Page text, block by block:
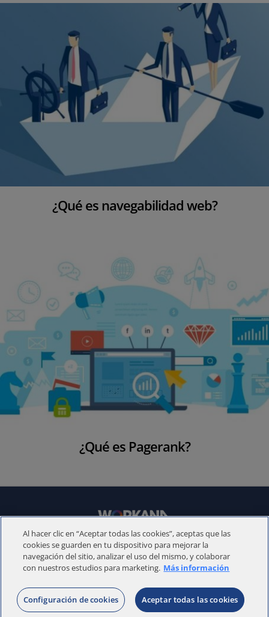
¿Qué es navegabilidad web?
¿Qué es Pagerank?
S
© 2012 - 2021 | Workana LLC - Todos los derechos reservados
ESPAÑOL
Al hacer clic en “Aceptar todas las cookies”, aceptas que las
cookies se guarden en tu dispositivo para mejorar la
navegación del sitio, analizar el uso del mismo, y colaborar
con nuestros estudios para marketing. Más información
Configuración de cookies Aceptar todas las cookies